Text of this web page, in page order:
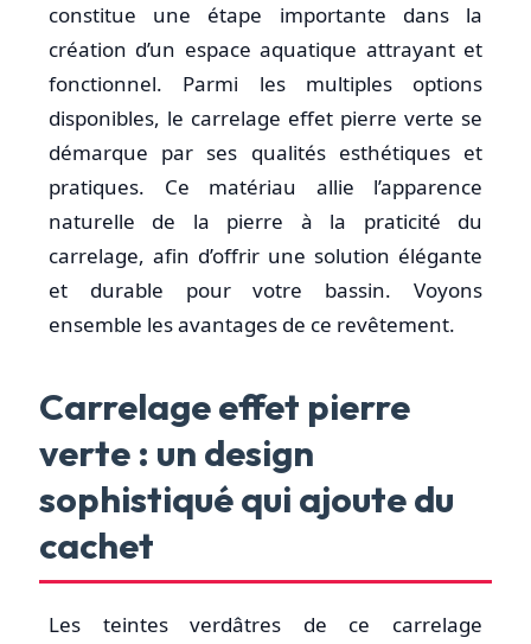
constitue une étape importante dans la
création d’un espace aquatique attrayant et
fonctionnel. Parmi les multiples options
disponibles, le carrelage effet pierre verte se
démarque par ses qualités esthétiques et
pratiques. Ce matériau allie l’apparence
naturelle de la pierre à la praticité du
carrelage, afin d’offrir une solution élégante
et durable pour votre bassin. Voyons
ensemble les avantages de ce revêtement.
Carrelage effet pierre
verte : un design
sophistiqué qui ajoute du
cachet
Les teintes verdâtres de ce carrelage